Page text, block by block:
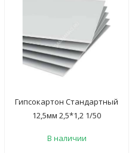
Гипсокартон Стандартный
12,5мм 2,5*1,2 1/50
В наличии